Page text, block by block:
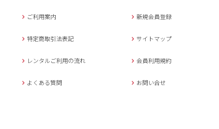
メールでのお問い合わせ
ご利用案内 新規会員登録
特定商取引法表記 サイトマップ
レンタルご利用の流れ 会員利用規約
よくある質問 お問い合せ